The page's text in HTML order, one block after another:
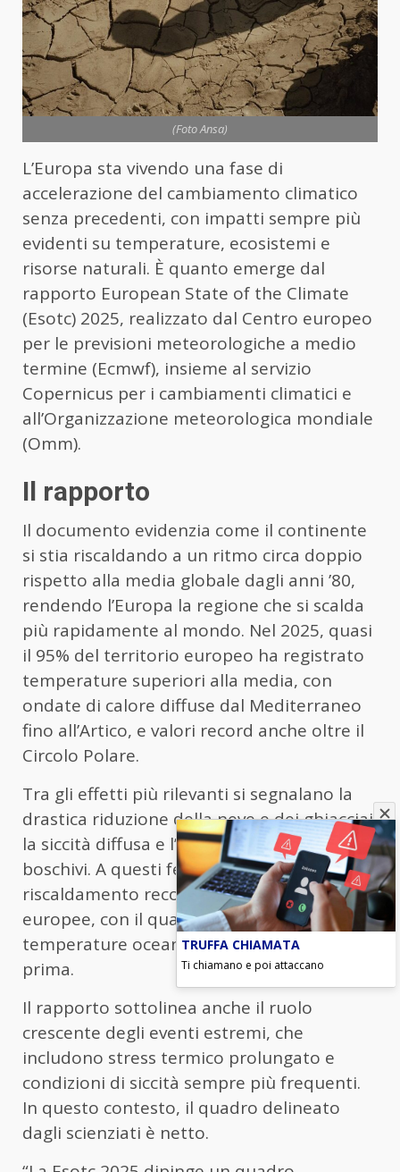
(Foto Ansa)
L’Europa sta vivendo una fase di
accelerazione del cambiamento climatico
senza precedenti, con impatti sempre più
evidenti su temperature, ecosistemi e
risorse naturali. È quanto emerge dal
rapporto European State of the Climate
(Esotc) 2025, realizzato dal Centro europeo
per le previsioni meteorologiche a medio
termine (Ecmwf), insieme al servizio
Copernicus per i cambiamenti climatici e
all’Organizzazione meteorologica mondiale
(Omm).
Il rapporto
Il documento evidenzia come il continente
si stia riscaldando a un ritmo circa doppio
rispetto alla media globale dagli anni ’80,
rendendo l’Europa la regione che si scalda
più rapidamente al mondo. Nel 2025, quasi
il 95% del territorio europeo ha registrato
temperature superiori alla media, con
ondate di calore diffuse dal Mediterraneo
fino all’Artico, e valori record anche oltre il
Circolo Polare.
Tra gli effetti più rilevanti si segnalano la
drastica riduzione della neve e dei ghiacciai,
la siccità diffusa e l’aumento degli incendi
boschivi. A questi fenomeni si aggiunge il
riscaldamento record delle acque marine
europee, con il quarto anno consecutivo di
temperature oceaniche mai registrate
prima.
Il rapporto sottolinea anche il ruolo
crescente degli eventi estremi, che
includono stress termico prolungato e
condizioni di siccità sempre più frequenti.
In questo contesto, il quadro delineato
dagli scienziati è netto.
TRUFFA CHIAMATA
Ti chiamano e poi attaccano